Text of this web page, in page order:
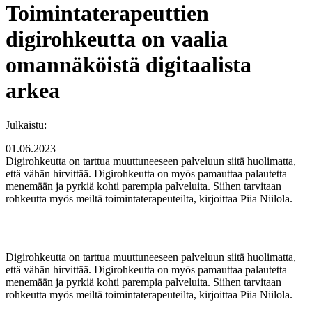
Toimintaterapeuttien
digirohkeutta on vaalia
omannäköistä digitaalista
arkea
Julkaistu:
01.06.2023
Digirohkeutta on tarttua muuttuneeseen palveluun siitä huolimatta,
että vähän hirvittää. Digirohkeutta on myös pamauttaa palautetta
menemään ja pyrkiä kohti parempia palveluita. Siihen tarvitaan
rohkeutta myös meiltä toimintaterapeuteilta, kirjoittaa Piia Niilola.
Digirohkeutta on tarttua muuttuneeseen palveluun siitä huolimatta,
että vähän hirvittää. Digirohkeutta on myös pamauttaa palautetta
menemään ja pyrkiä kohti parempia palveluita. Siihen tarvitaan
rohkeutta myös meiltä toimintaterapeuteilta, kirjoittaa Piia Niilola.